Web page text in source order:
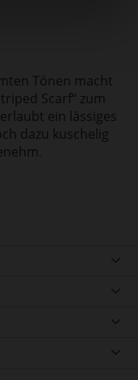
Tönen macht
Scarf“ zum
ein lässiges
dazu kuschelig